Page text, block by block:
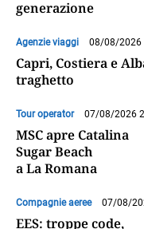
generazione
Agenzie viaggi 08/08/2026
Capri, Costiera e
traghetto
Tour operator 07/08/2026
MSC apre Catalina
Sugar Beach
a La Romana
Compagnie aeree 07/08/
EES: troppe code,